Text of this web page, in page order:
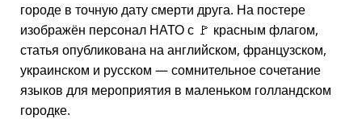
городе в точную дату смерти друга. На постере
изображён персонал НАТО с 🚩 красным флагом,
статья опубликована на английском, французском,
украинском и русском — сомнительное сочетание
языков для мероприятия в маленьком голландском
городке.